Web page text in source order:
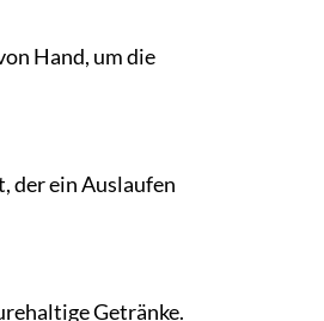
Hand, um die
der ein Auslaufen
Getränke.